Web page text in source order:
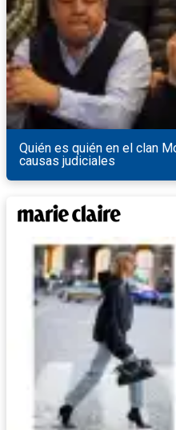
Quién es quién en el clan
causas judiciales